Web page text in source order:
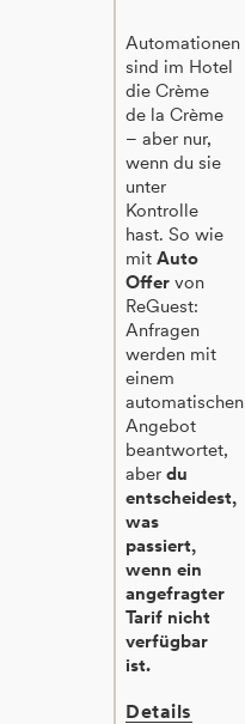
Automationen
sind im Hotel
die Crème
de la Crème
– aber nur,
wenn du sie
unter
Kontrolle
hast. So wie
mitAuto
Offer von
ReGuest:
Anfragen
werden mit
einem
automatischen
Angebot
beantwortet,
aberdu
entscheidest,
was
passiert,
wenn ein
angefragter
Tarif nicht
verfügbar
ist.
Details